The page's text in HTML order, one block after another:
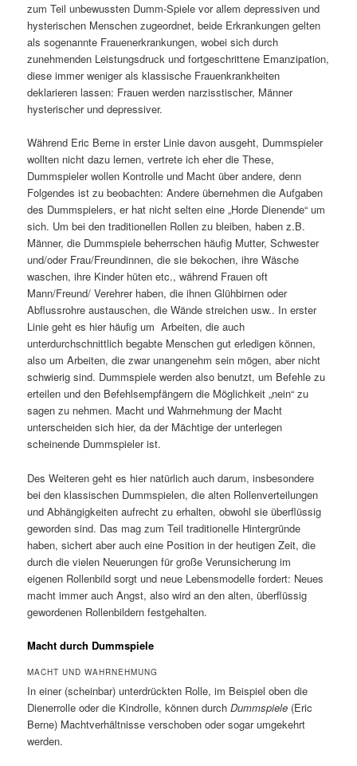
zum Teil unbewussten Dumm-Spiele vor allem depressiven und
hysterischen Menschen zugeordnet, beide Erkrankungen gelten
als sogenannte Frauenerkrankungen, wobei sich durch
zunehmenden Leistungsdruck und fortgeschrittene Emanzipation,
diese immer weniger als klassische Frauenkrankheiten
deklarieren lassen: Frauen werden narzisstischer, Männer
hysterischer und depressiver.
Während Eric Berne in erster Linie davon ausgeht, Dummspieler
wollten nicht dazu lernen, vertrete ich eher die These,
Dummspieler wollen Kontrolle und Macht über andere, denn
Folgendes ist zu beobachten: Andere übernehmen die Aufgaben
des Dummspielers, er hat nicht selten eine „Horde Dienende“ um
sich. Um bei den traditionellen Rollen zu bleiben, haben z.B.
Männer, die Dummspiele beherrschen häufig Mutter, Schwester
und/oder Frau/Freundinnen, die sie bekochen, ihre Wäsche
waschen, ihre Kinder hüten etc., während Frauen oft
Mann/Freund/ Verehrer haben, die ihnen Glühbirnen oder
Abflussrohre austauschen, die Wände streichen usw.. In erster
Linie geht es hier häufig um Arbeiten, die auch
unterdurchschnittlich begabte Menschen gut erledigen können,
also um Arbeiten, die zwar unangenehm sein mögen, aber nicht
schwierig sind. Dummspiele werden also benutzt, um Befehle zu
erteilen und den Befehlsempfängern die Möglichkeit „nein“ zu
sagen zu nehmen. Macht und Wahrnehmung der Macht
unterscheiden sich hier, da der Mächtige der unterlegen
scheinende Dummspieler ist.
Des Weiteren geht es hier natürlich auch darum, insbesondere
bei den klassischen Dummspielen, die alten Rollenverteilungen
und Abhängigkeiten aufrecht zu erhalten, obwohl sie überflüssig
geworden sind. Das mag zum Teil traditionelle Hintergründe
haben, sichert aber auch eine Position in der heutigen Zeit, die
durch die vielen Neuerungen für große Verunsicherung im
eigenen Rollenbild sorgt und neue Lebensmodelle fordert: Neues
macht immer auch Angst, also wird an den alten, überflüssig
gewordenen Rollenbildern festgehalten.
Macht durch Dummspiele
MACHT UND WAHRNEHMUNG
In einer (scheinbar) unterdrückten Rolle, im Beispiel oben die
Dienerrolle oder die Kindrolle, können durchDummspiele (Eric
Berne) Machtverhältnisse verschoben oder sogar umgekehrt
werden.